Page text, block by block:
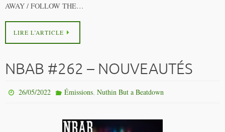
AWAY / FOLLOW THE…
LIRE L’ARTICLE
NBAB #262 – NOUVEAUTÉS
26/05/2022 Émissions, Nuthin But a Beatdown